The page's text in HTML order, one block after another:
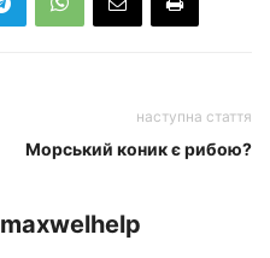
наступна стаття
Морський коник є рибою?
maxwelhelp